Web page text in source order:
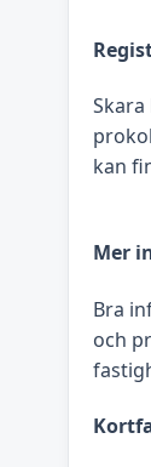
kan
Mer
Bra
och